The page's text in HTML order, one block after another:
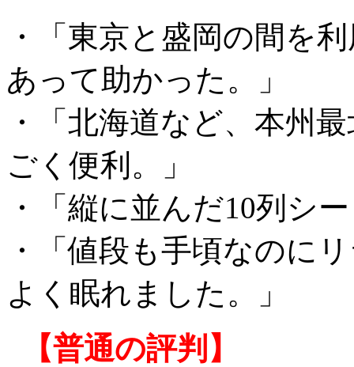
・「東京と盛岡の間を
あって助かった。」
・「北海道など、本州
ごく便利。」
・「縦に並んだ10列シ
・「値段も手頃なのに
よく眠れました。」
【普通の評判】